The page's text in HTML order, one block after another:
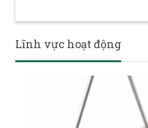
Lĩnh vực hoạt động